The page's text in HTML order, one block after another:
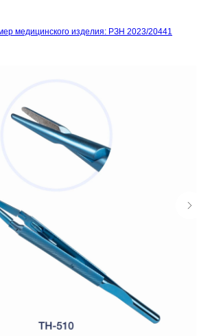
медицинского изделия: РЗН 2023/20441